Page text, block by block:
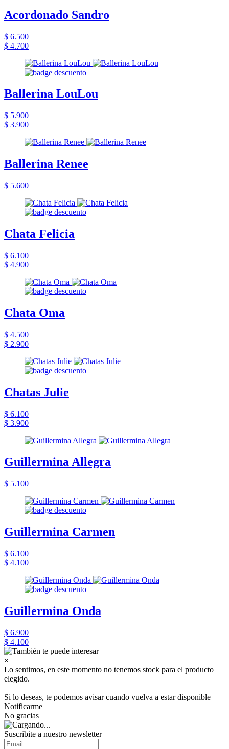
Acordonado Sandro
$ 6.500
$ 4.700
Ballerina LouLou
$ 5.900
$ 3.900
Ballerina Renee
$ 5.600
Chata Felicia
$ 6.100
$ 4.900
Chata Oma
$ 4.500
$ 2.900
Chatas Julie
$ 6.100
$ 3.900
Guillermina Allegra
$ 5.100
Guillermina Carmen
$ 6.100
$ 4.100
Guillermina Onda
$ 6.900
$ 4.100
×
Lo sentimos, en este momento no tenemos stock para el producto
elegido.
Si lo deseas, te podemos avisar cuando vuelva a estar disponible
Notificarme
No gracias
Suscribite a nuestro newsletter